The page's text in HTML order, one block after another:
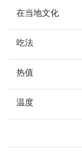
在当地文化
吃法
热值
温度